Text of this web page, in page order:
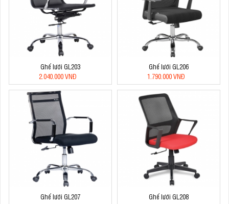
Ghế lưới GL203
2.040.000 VNĐ
Ghế lưới GL206
1.790.000 VNĐ
Ghế lưới GL207
Ghế lưới GL208